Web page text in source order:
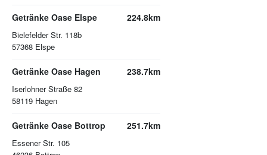
Getränke Oase Elspe
Bielefelder Str. 118b
57368 Elspe
224.8km
Getränke Oase Hagen
Iserlohner Straße 82
58119 Hagen
238.7km
Getränke Oase Bottrop
Essener Str. 105
251.7km